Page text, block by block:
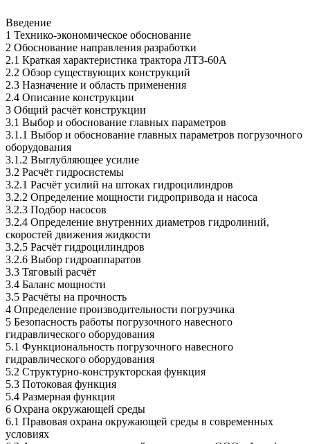
Введение
1 Технико-экономическое обоснование
2 Обоснование направления разработки
2.1 Краткая характеристика трактора ЛТЗ-60А
2.2 Обзор существующих конструкций
2.3 Назначение и область применения
2.4 Описание конструкции
3 Общий расчёт конструкции
3.1 Выбор и обоснование главных параметров
3.1.1 Выбор и обоснование главных параметров погрузочного
оборудования
3.1.2 Выглубляющее усилие
3.2 Расчёт гидросистемы
3.2.1 Расчёт усилий на штоках гидроцилиндров
3.2.2 Определение мощности гидропривода и насоса
3.2.3 Подбор насосов
3.2.4 Определение внутренних диаметров гидролиний,
скоростей движения жидкости
3.2.5 Расчёт гидроцилиндров
3.2.6 Выбор гидроаппаратов
3.3 Тяговый расчёт
3.4 Баланс мощности
3.5 Расчёты на прочность
4 Определение производительности погрузчика
5 Безопасность работы погрузочного навесного
гидравлического оборудования
5.1 Функциональность погрузочного навесного
гидравлического оборудования
5.2 Структурно-конструкторская функция
5.3 Потоковая функция
5.4 Размерная функция
6 Охрана окружающей среды
6.1 Правовая охрана окружающей среды в современных
условиях